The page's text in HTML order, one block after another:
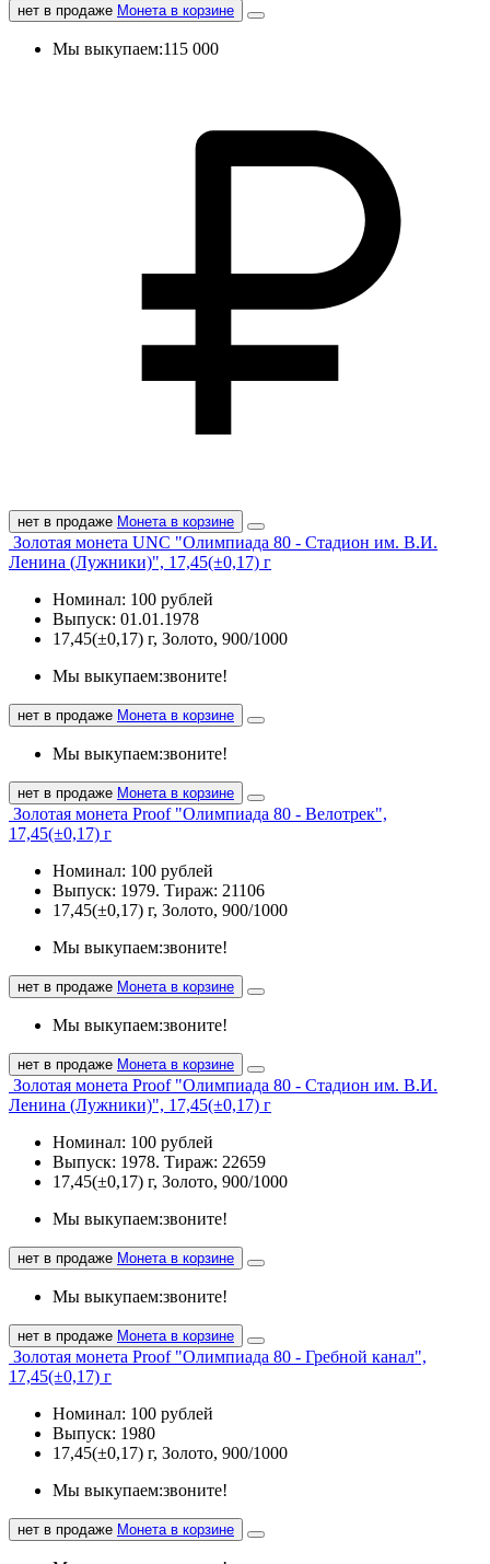
нет в продаже Монета в корзине
Мы выкупаем:115 000
нет в продаже Монета в корзине
Золотая монета UNC "Олимпиада 80 - Стадион им. В.И.
Ленина (Лужники)", 17,45(±0,17) г
Номинал: 100 рублей
Выпуск: 01.01.1978
17,45(±0,17) г, Золото, 900/1000
Мы выкупаем:звоните!
нет в продаже Монета в корзине
Мы выкупаем:звоните!
нет в продаже Монета в корзине
Золотая монета Proof "Олимпиада 80 - Велотрек",
17,45(±0,17) г
Номинал: 100 рублей
Выпуск: 1979. Тираж: 21106
17,45(±0,17) г, Золото, 900/1000
Мы выкупаем:звоните!
нет в продаже Монета в корзине
Мы выкупаем:звоните!
нет в продаже Монета в корзине
Золотая монета Proof "Олимпиада 80 - Стадион им. В.И.
Ленина (Лужники)", 17,45(±0,17) г
Номинал: 100 рублей
Выпуск: 1978. Тираж: 22659
17,45(±0,17) г, Золото, 900/1000
Мы выкупаем:звоните!
нет в продаже Монета в корзине
Мы выкупаем:звоните!
нет в продаже Монета в корзине
Золотая монета Proof "Олимпиада 80 - Гребной канал",
17,45(±0,17) г
Номинал: 100 рублей
Выпуск: 1980
17,45(±0,17) г, Золото, 900/1000
Мы выкупаем:звоните!
нет в продаже Монета в корзине